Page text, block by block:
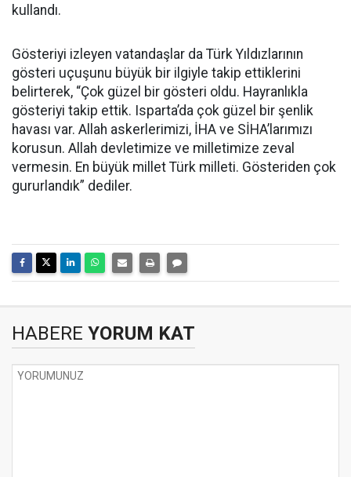
kullandı.
Gösteriyi izleyen vatandaşlar da Türk Yıldızlarının
gösteri uçuşunu büyük bir ilgiyle takip ettiklerini
belirterek, “Çok güzel bir gösteri oldu. Hayranlıkla
gösteriyi takip ettik. Isparta’da çok güzel bir şenlik
havası var. Allah askerlerimizi, İHA ve SİHA’larımızı
korusun. Allah devletimize ve milletimize zeval
vermesin. En büyük millet Türk milleti. Gösteriden çok
gururlandık” dediler.
HABERE YORUM KAT